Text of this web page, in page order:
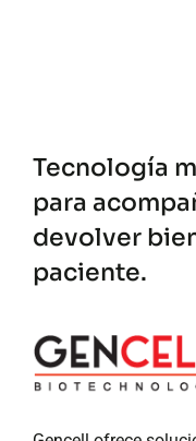
Tecnología
para
devolver
paciente.